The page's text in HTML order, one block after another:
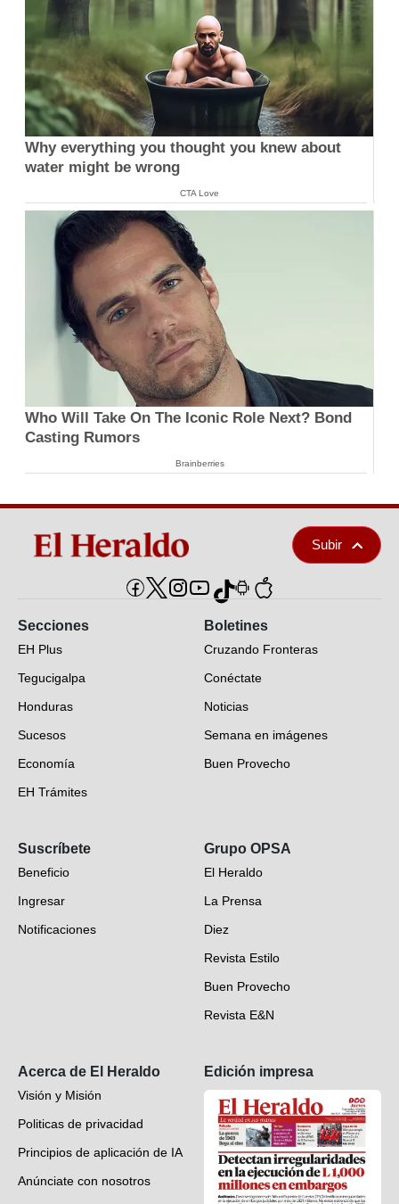
Why everything you thought you knew about
water might be wrong
CTA Love
Who Will Take On The Iconic Role Next? Bond
Casting Rumors
Brainberries
Subir
Secciones
EH Plus
Tegucigalpa
Honduras
Sucesos
Economía
EH Trámites
EH Verifica
Fotogalerías
Deportes
Videos
Boletines
Cruzando Fronteras
Conéctate
Noticias
Semana en imágenes
Buen Provecho
Suscríbete
Beneficio
Ingresar
Notificaciones
Grupo OPSA
El Heraldo
La Prensa
Diez
Revista Estilo
Buen Provecho
Revista E&N
Acerca de El Heraldo
Visión y Misión
Politicas de privacidad
Principios de aplicación de IA
Anúnciate con nosotros
Edición impresa